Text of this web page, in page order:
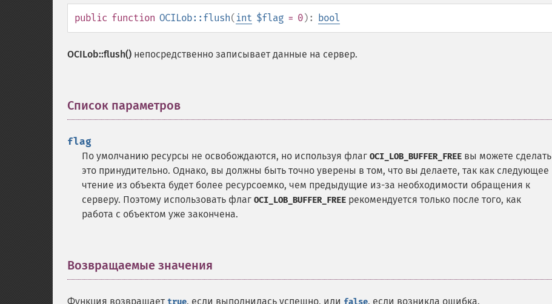
public function OCILob::flush( int $flag = 0): bool
OCILob::flush() непосредственно записывает данные на сервер.
Список параметров
flag
По умолчанию ресурсы не освобождаются, но используя флаг OCI_LOB_BUFFER_FREE вы можете сделать
это принудительно. Однако, вы должны быть точно уверены в том, что вы делаете, так как следующее
чтение из объекта будет более ресурсоемко, чем предыдущие из-за необходимости обращения к
серверу. Поэтому использовать флаг OCI_LOB_BUFFER_FREE рекомендуется только после того, как
работа с объектом уже закончена.
Возвращаемые значения
Функция возвращает true, если выполнилась успешно, или false, если возникла ошибка.